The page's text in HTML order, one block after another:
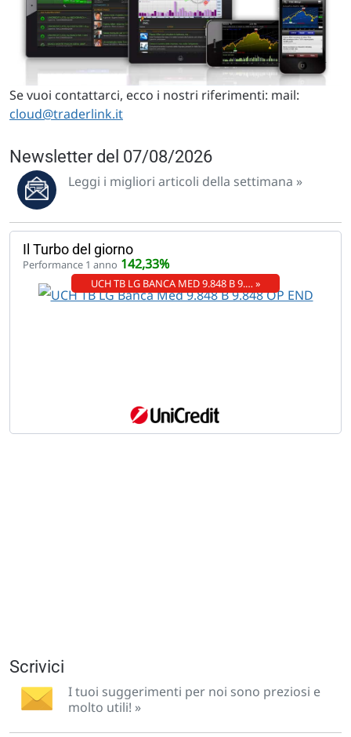
Se vuoi contattarci, ecco i nostri riferimenti: mail:
cloud@traderlink.it
Newsletter del 07/08/2026
Leggi i migliori articoli della settimana »
Il Turbo del giorno
Performance 1 anno 142,33%
UCH TB LG BANCA MED 9.848 B 9.… »
Scrivici
I tuoi suggerimenti per noi sono preziosi e
molto utili! »